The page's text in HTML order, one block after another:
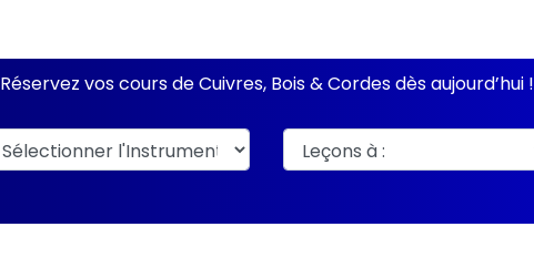
Réservez vos cours de Cuivres, Bois & Cordes dès aujourd’hui !